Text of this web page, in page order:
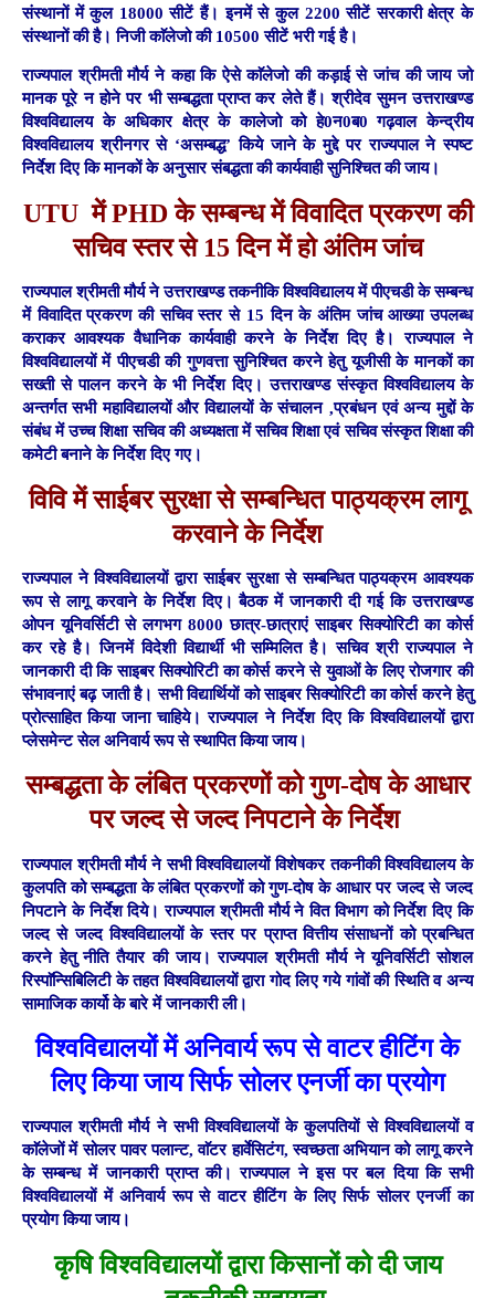
संस्थानों में कुल 18000 सीटें हैं। इनमें से कुल 2200 सीटें सरकारी क्षेत्र के
संस्थानों की है। निजी काॅलेजो की 10500 सीटें भरी गई है।
राज्यपाल श्रीमती मौर्य ने कहा कि ऐसे काॅलेजो की कड़ाई से जांच की जाय जो
मानक पूरे न होने पर भी सम्बद्धता प्राप्त कर लेते हैं। श्रीदेव सुमन उत्तराखण्ड
विश्वविद्यालय के अधिकार क्षेत्र के कालेजो को हे0न0ब0 गढ़वाल केन्द्रीय
विश्वविद्यालय श्रीनगर से ‘असम्बद्ध’ किये जाने के मुद्दे पर राज्यपाल ने स्पष्ट
निर्देश दिए कि मानकों के अनुसार संबद्धता की कार्यवाही सुनिश्चित की जाय।
UTU में PHD के सम्बन्ध में विवादित प्रकरण की
सचिव स्तर से 15 दिन में हो अंतिम जांच
राज्यपाल श्रीमती मौर्य ने उत्तराखण्ड तकनीकि विश्वविद्यालय में पीएचडी के सम्बन्ध
में विवादित प्रकरण की सचिव स्तर से 15 दिन के अंतिम जांच आख्या उपलब्ध
कराकर आवश्यक वैधानिक कार्यवाही करने के निर्देश दिए है। राज्यपाल ने
विश्वविद्यालयों में पीएचडी की गुणवत्ता सुनिश्चित करने हेतु यूजीसी के मानकों का
सख्ती से पालन करने के भी निर्देश दिए। उत्तराखण्ड संस्कृत विश्वविद्यालय के
अन्तर्गत सभी महाविद्यालयों और विद्यालयों के संचालन ,प्रबंधन एवं अन्य मुद्दों के
संबंध में उच्च शिक्षा सचिव की अध्यक्षता में सचिव शिक्षा एवं सचिव संस्कृत शिक्षा की
कमेटी बनाने के निर्देश दिए गए।
विवि में साईबर सुरक्षा से सम्बन्धित पाठ्यक्रम लागू
करवाने के निर्देश
राज्यपाल ने विश्वविद्यालयों द्वारा साईबर सुरक्षा से सम्बन्धित पाठ्यक्रम आवश्यक
रूप से लागू करवाने के निर्देश दिए। बैठक में जानकारी दी गई कि उत्तराखण्ड
ओपन यूनिवर्सिटी से लगभग 8000 छात्र-छात्राएं साइबर सिक्योरिटी का कोर्स
कर रहे है। जिनमें विदेशी विद्यार्थी भी सम्मिलित है। सचिव श्री राज्यपाल ने
जानकारी दी कि साइबर सिक्योरिटी का कोर्स करने से युवाओं के लिए रोजगार की
संभावनाएं बढ़ जाती है। सभी विद्यार्थियों को साइबर सिक्योरिटी का कोर्स करने हेतु
प्रोत्साहित किया जाना चाहिये। राज्यपाल ने निर्देश दिए कि विश्वविद्यालयों द्वारा
प्लेसमेन्ट सेल अनिवार्य रूप से स्थापित किया जाय।
सम्बद्धता के लंबित प्रकरणों को गुण-दोष के आधार
पर जल्द से जल्द निपटाने के निर्देश
राज्यपाल श्रीमती मौर्य ने सभी विश्वविद्यालयों विशेषकर तकनीकी विश्वविद्यालय के
कुलपति को सम्बद्धता के लंबित प्रकरणों को गुण-दोष के आधार पर जल्द से जल्द
निपटाने के निर्देश दिये। राज्यपाल श्रीमती मौर्य ने वित विभाग को निर्देश दिए कि
जल्द से जल्द विश्वविद्यालयों के स्तर पर प्राप्त वित्तीय संसाधनों को प्रबन्धित
करने हेतु नीति तैयार की जाय। राज्यपाल श्रीमती मौर्य ने यूनिवर्सिटी सोशल
रिस्पाॅन्सिबिलिटी के तहत विश्वविद्यालयों द्वारा गोद लिए गये गांवों की स्थिति व अन्य
सामाजिक कार्यो के बारे में जानकारी ली।
विश्वविद्यालयों में अनिवार्य रूप से वाटर हीटिंग के
लिए किया जाय सिर्फ सोलर एनर्जी का प्रयोग
राज्यपाल श्रीमती मौर्य ने सभी विश्वविद्यालयों के कुलपतियों से विश्वविद्यालयों व
काॅलेजों में सोलर पावर पलान्ट, वाॅटर हार्वेसिटंग, स्वच्छता अभियान को लागू करने
के सम्बन्ध में जानकारी प्राप्त की। राज्यपाल ने इस पर बल दिया कि सभी
विश्वविद्यालयों में अनिवार्य रूप से वाटर हीटिंग के लिए सिर्फ सोलर एनर्जी का
प्रयोग किया जाय।
कृषि विश्वविद्यालयों द्वारा किसानों को दी जाय